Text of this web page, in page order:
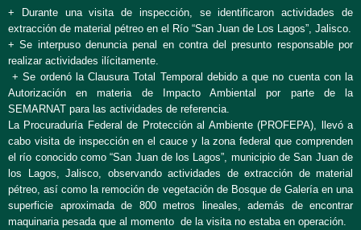
+ Durante una visita de inspección, se identificaron actividades de
extracción de material pétreo en el Río “San Juan de Los Lagos”, Jalisco.
+ Se interpuso denuncia penal en contra del presunto responsable por
realizar actividades ilícitamente.
+ Se ordenó la Clausura Total Temporal debido a que no cuenta con la
Autorización en materia de Impacto Ambiental por parte de la
SEMARNAT para las actividades de referencia.
La Procuraduría Federal de Protección al Ambiente (PROFEPA), llevó a
cabo visita de inspección en el cauce y la zona federal que comprenden
el río conocido como “San Juan de los Lagos”, municipio de San Juan de
los Lagos, Jalisco, observando actividades de extracción de material
pétreo, así como la remoción de vegetación de Bosque de Galería en una
superficie aproximada de 800 metros lineales, además de encontrar
maquinaria pesada que al momento de la visita no estaba en operación.